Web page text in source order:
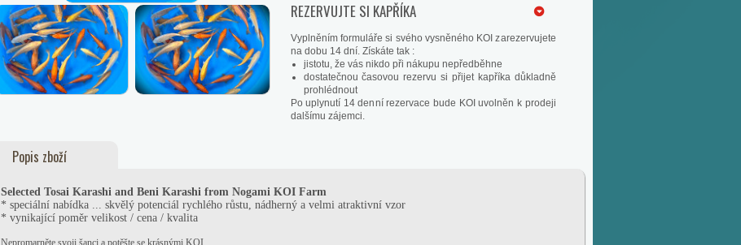
REZERVUJTE SI KAPŘÍKA
Vyplněním formuláře si svého vysněného KOI zarezervujete
na dobu 14 dní. Získáte tak :
jistotu, že vás nikdo při nákupu nepředběhne
dostatečnou časovou rezervu si přijet kapříka důkladně
prohlédnout
Po uplynutí 14 denní rezervace bude KOI uvolněn k prodeji
dalšímu zájemci.
Popis zboží
Selected Tosai Karashi and Beni Karashi from Nogami KOI Farm
* speciální nabídka ... skvělý potenciál rychlého růstu, nádherný a velmi atraktivní vzor
* vynikající poměr velikost / cena / kvalita
Nepromarněte svoji šanci a potěšte se krásnými KOI